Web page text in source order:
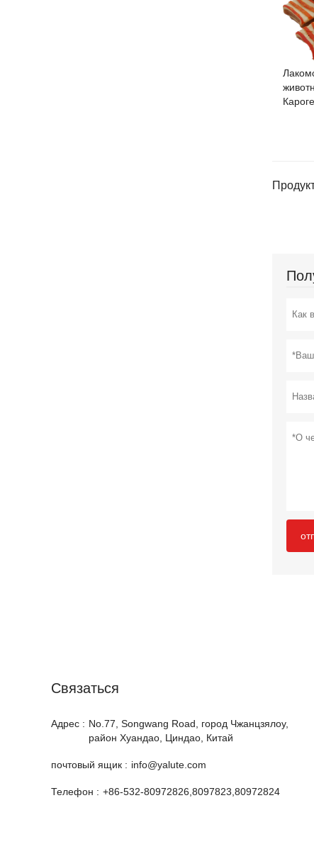
Cвязаться
Адрес : No.77, Songwang Road, город Чжанцзялоу,
район Хуандао, Циндао, Китай
почтовый ящик : info@yalute.com
Телефон : +86-532-80972826,8097823,80972824